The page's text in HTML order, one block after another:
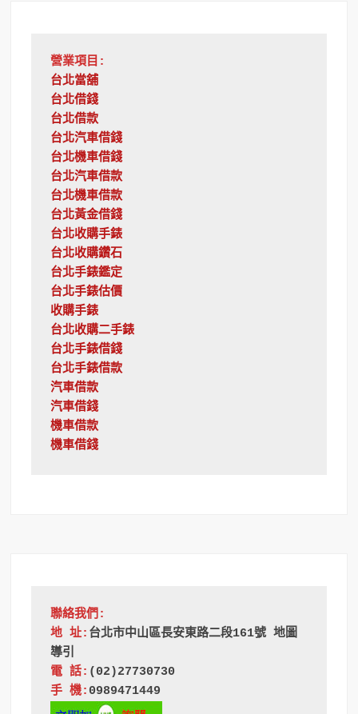
營業項目:
台北當舖
台北借錢
台北借款
台北汽車借錢
台北機車借錢
台北汽車借款
台北機車借款
台北黃金借錢
台北收購手錶
台北收購鑽石
台北手錶鑑定
台北手錶估價
收購手錶
台北收購二手錶
台北手錶借錢
台北手錶借款
汽車借款
汽車借錢
機車借款
機車借錢
聯絡我們:
地 址: 台北市中山區長安東路二段161號 地圖
導引
電 話: (02)27730730
手 機: 0989471449